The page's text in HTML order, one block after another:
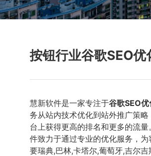
按钮行业谷歌SEO优
慧新软件是一家专注于谷歌SEO优
务从站内技术优化到站外推广策
台上获得更高的排名和更多的流
件致力于通过专业的优化服务，
要瑞典,巴林,卡塔尔,葡萄牙,吉尔